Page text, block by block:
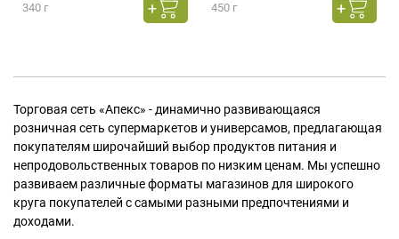
340 г 450 г
Торговая сеть «Апекс» - динамично развивающаяся
розничная сеть супермаркетов и универсамов, предлагающая
покупателям широчайший выбор продуктов питания и
непродовольственных товаров по низким ценам. Мы успешно
развиваем различные форматы магазинов для широкого
круга покупателей с самыми разными предпочтениями и
доходами.